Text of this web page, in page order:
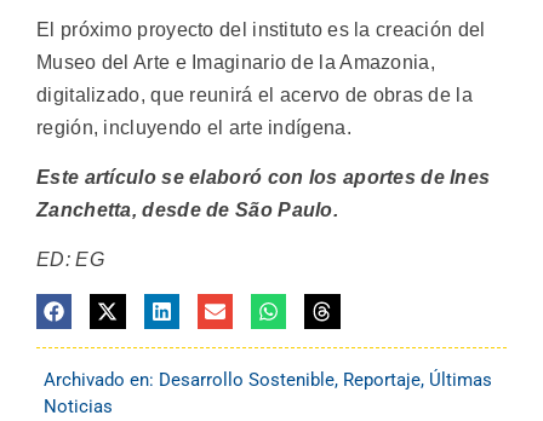
El próximo proyecto del instituto es la creación del
Museo del Arte e Imaginario de la Amazonia,
digitalizado, que reunirá el acervo de obras de la
región, incluyendo el arte indígena.
Este artículo se elaboró con los aportes de Ines
Zanchetta, desde de São Paulo.
ED: EG
Archivado en: Desarrollo Sostenible, Reportaje, Últimas
Noticias